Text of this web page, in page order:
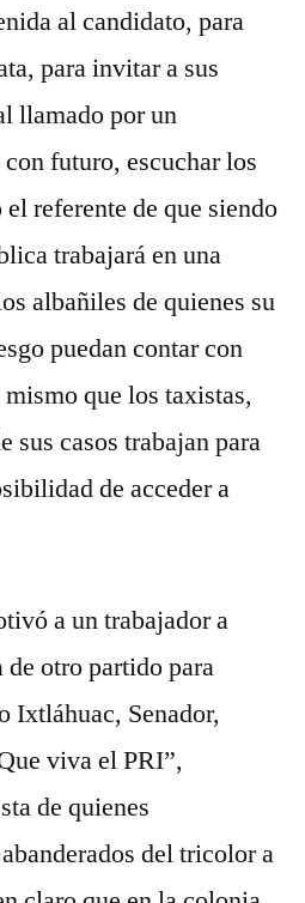
al candidato, para
para invitar a sus
llamado por un
futuro, escuchar los
referente de que siendo
trabajará en una
albañiles de quienes su
puedan contar con
que los taxistas,
sus casos trabajan para
de acceder a
a un trabajador a
otro partido para
Ixtláhuac, Senador,
viva el PRI”,
de quienes
del tricolor a